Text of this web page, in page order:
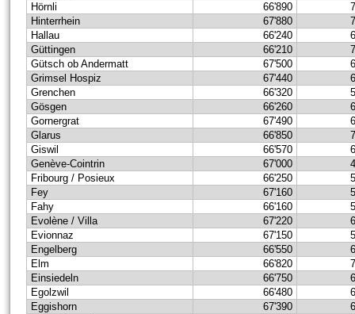
Hörnli
66'890
Hinterrhein
67'880
Hallau
66'240
Güttingen
66'210
Gütsch ob Andermatt
67'500
Grimsel Hospiz
67'440
Grenchen
66'320
Gösgen
66'260
Gornergrat
67'490
Glarus
66'850
Giswil
66'570
Genève-Cointrin
67'000
Fribourg / Posieux
66'250
Fey
67'160
Fahy
66'160
Evolène / Villa
67'220
Evionnaz
67'150
Engelberg
66'550
Elm
66'820
Einsiedeln
66'750
Egolzwil
66'480
Eggishorn
67'390